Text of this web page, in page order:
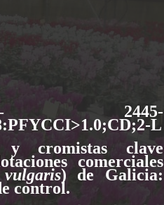
2445-
L
y cromistas clave
comerciales
) de Galicia:
control.